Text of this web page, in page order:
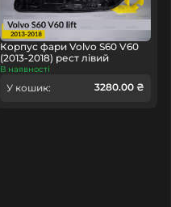
Корпус фари Volvo S60 V60
(2013-2018) рест лівий
В наявності
У кошик: 3280.00 ₴